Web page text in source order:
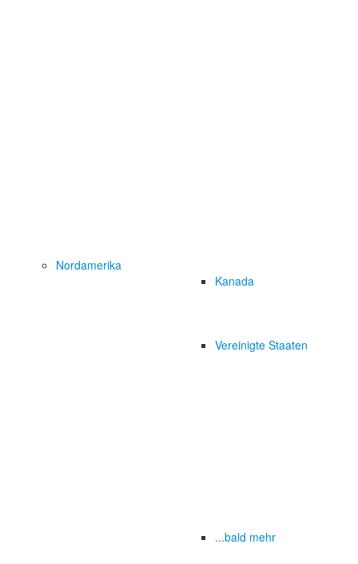
Nordamerika
Kanada
Vereinigte Staaten
...bald mehr